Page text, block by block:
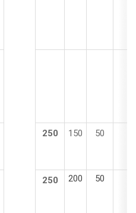
250 150 50
250 200 50